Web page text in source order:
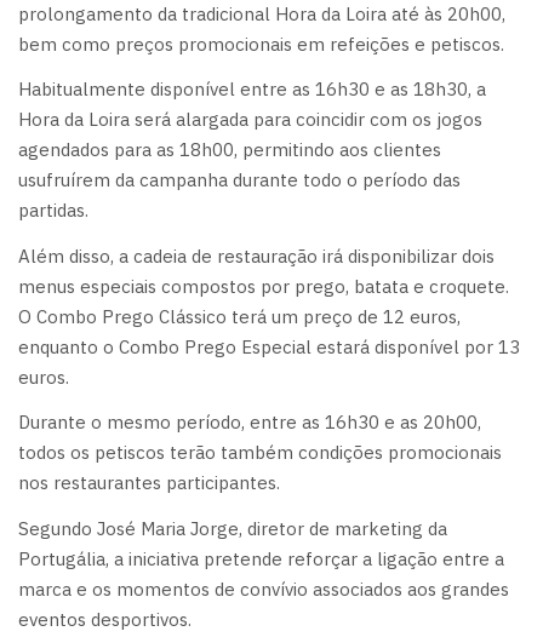
prolongamento da tradicional Hora da Loira até às 20h00,
bem como preços promocionais em refeições e petiscos.
Habitualmente disponível entre as 16h30 e as 18h30, a
Hora da Loira será alargada para coincidir com os jogos
agendados para as 18h00, permitindo aos clientes
usufruírem da campanha durante todo o período das
partidas.
Além disso, a cadeia de restauração irá disponibilizar dois
menus especiais compostos por prego, batata e croquete.
O Combo Prego Clássico terá um preço de 12 euros,
enquanto o Combo Prego Especial estará disponível por 13
euros.
Durante o mesmo período, entre as 16h30 e as 20h00,
todos os petiscos terão também condições promocionais
nos restaurantes participantes.
Segundo José Maria Jorge, diretor de marketing da
Portugália, a iniciativa pretende reforçar a ligação entre a
marca e os momentos de convívio associados aos grandes
eventos desportivos.